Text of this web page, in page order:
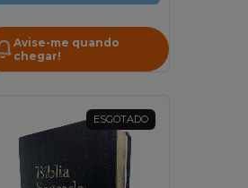
Avise-me quando
chegar!
ESGOTADO